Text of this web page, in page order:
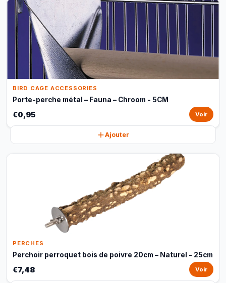
BIRD CAGE ACCESSORIES
Porte-perche métal – Fauna – Chroom - 5CM
€0,95 Voir
Ajouter
PERCHES
Perchoir perroquet bois de poivre 20cm – Naturel - 25cm
€7,48 Voir